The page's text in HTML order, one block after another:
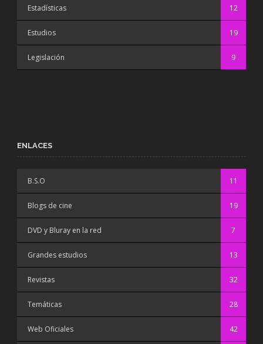
Estadísticas 12
Estudios 19
Legislación 9
ENLACES
B.S.O 11
Blogs de cine 19
DVD y Bluray en la red 7
Grandes estudios 13
Revistas 32
Temáticas 28
Web Oficiales 42